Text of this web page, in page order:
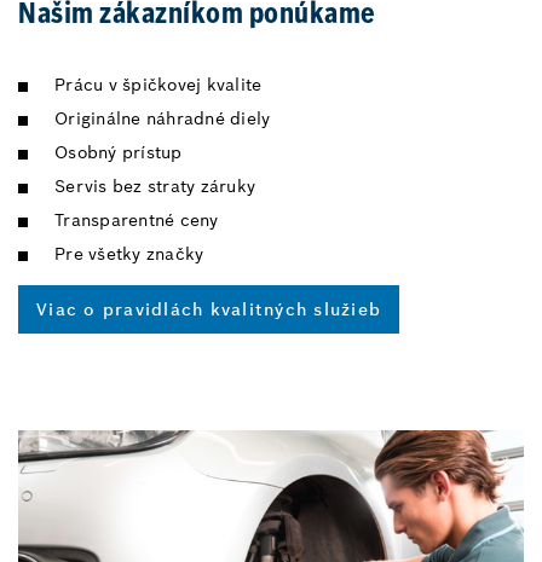
Našim zákazníkom ponúkame
Prácu v špičkovej kvalite
Originálne náhradné diely
Osobný prístup
Servis bez straty záruky
Transparentné ceny
Pre všetky značky
Viac o pravidlách kvalitných služieb